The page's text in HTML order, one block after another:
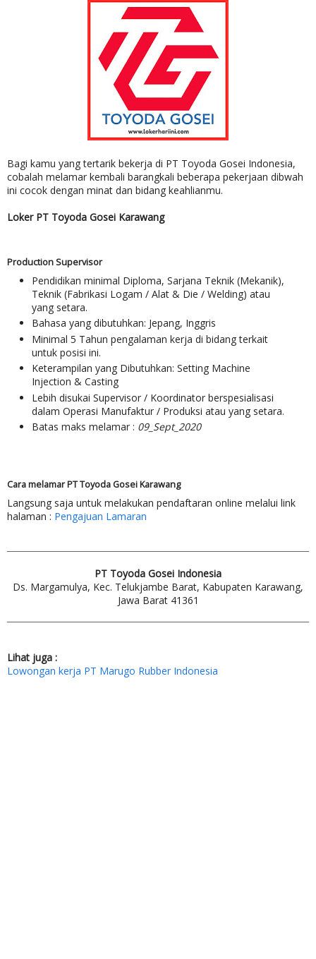
Bagi kamu yang tertarik bekerja di PT Toyoda Gosei Indonesia,
cobalah melamar kembali barangkali beberapa pekerjaan dibwah
ini cocok dengan minat dan bidang keahlianmu.
Loker PT Toyoda Gosei Karawang
Production Supervisor
Pendidikan minimal Diploma, Sarjana Teknik (Mekanik),
Teknik (Fabrikasi Logam / Alat & Die / Welding) atau
yang setara.
Bahasa yang dibutuhkan: Jepang, Inggris
Minimal 5 Tahun pengalaman kerja di bidang terkait
untuk posisi ini.
Keterampilan yang Dibutuhkan: Setting Machine
Injection & Casting
Lebih disukai Supervisor / Koordinator berspesialisasi
dalam Operasi Manufaktur / Produksi atau yang setara.
Batas maks melamar : 09_Sept_2020
Cara melamar PT Toyoda Gosei Karawang
Langsung saja untuk melakukan pendaftaran online melalui link
halaman : Pengajuan Lamaran
PT Toyoda Gosei Indonesia
Ds. Margamulya, Kec. Telukjambe Barat, Kabupaten Karawang,
Jawa Barat 41361
Lihat juga :
Lowongan kerja PT Marugo Rubber Indonesia